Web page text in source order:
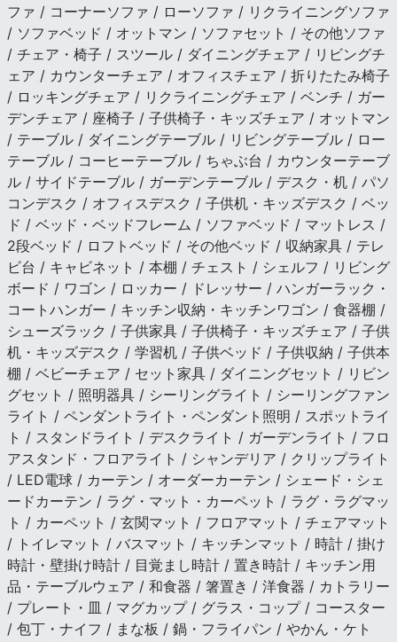
ファ / コーナーソファ / ローソファ / リクライニングソファ
/ ソファベッド / オットマン / ソファセット / その他ソファ
/ チェア・椅子 / スツール / ダイニングチェア / リビングチ
ェア / カウンターチェア / オフィスチェア / 折りたたみ椅子
/ ロッキングチェア / リクライニングチェア / ベンチ / ガー
デンチェア / 座椅子 / 子供椅子・キッズチェア / オットマン
/ テーブル / ダイニングテーブル / リビングテーブル / ロー
テーブル / コーヒーテーブル / ちゃぶ台 / カウンターテーブ
ル / サイドテーブル / ガーデンテーブル / デスク・机 / パソ
コンデスク / オフィスデスク / 子供机・キッズデスク / ベッ
ド / ベッド・ベッドフレーム / ソファベッド / マットレス /
2段ベッド / ロフトベッド / その他ベッド / 収納家具 / テレ
ビ台 / キャビネット / 本棚 / チェスト / シェルフ / リビング
ボード / ワゴン / ロッカー / ドレッサー / ハンガーラック・
コートハンガー / キッチン収納・キッチンワゴン / 食器棚 /
シューズラック / 子供家具 / 子供椅子・キッズチェア / 子供
机・キッズデスク / 学習机 / 子供ベッド / 子供収納 / 子供本
棚 / ベビーチェア / セット家具 / ダイニングセット / リビン
グセット / 照明器具 / シーリングライト / シーリングファン
ライト / ペンダントライト・ペンダント照明 / スポットライ
ト / スタンドライト / デスクライト / ガーデンライト / フロ
アスタンド・フロアライト / シャンデリア / クリップライト
/ LED電球 / カーテン / オーダーカーテン / シェード・シェ
ードカーテン / ラグ・マット・カーペット / ラグ・ラグマッ
ト / カーペット / 玄関マット / フロアマット / チェアマット
/ トイレマット / バスマット / キッチンマット / 時計 / 掛け
時計・壁掛け時計 / 目覚まし時計 / 置き時計 / キッチン用
品・テーブルウェア / 和食器 / 箸置き / 洋食器 / カトラリー
/ プレート・皿 / マグカップ / グラス・コップ / コースター
/ 包丁・ナイフ / まな板 / 鍋・フライパン / やかん・ケト